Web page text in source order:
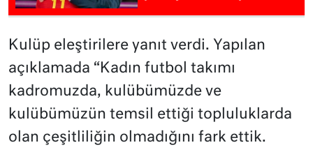
Kulüp eleştirilere yanıt verdi. Yapılan
açıklamada “Kadın futbol takımı
kadromuzda, kulübümüzde ve
kulübümüzün temsil ettiği topluluklarda
olan çeşitliliğin olmadığını fark ettik.